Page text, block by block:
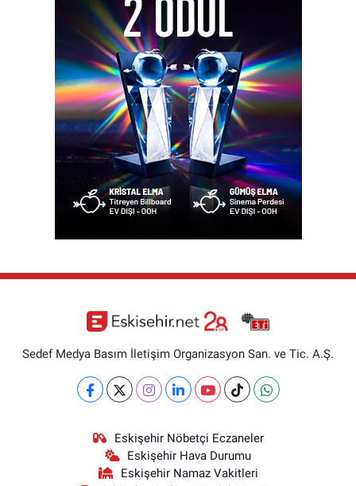
Sedef Medya Basım İletişim Organizasyon San. ve Tic. A.Ş.
Eskişehir Nöbetçi Eczaneler
Eskişehir Hava Durumu
Eskişehir Namaz Vakitleri